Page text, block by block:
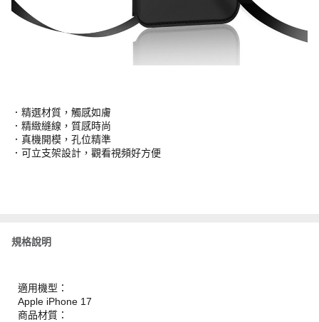
．精選材質，觸感如膚
．精緻縫線，質感時尚
．真機開模，孔位精準
．可立支架設計，觀看視頻好方便
規格說明
適用機型：
Apple iPhone 17
商品材質：